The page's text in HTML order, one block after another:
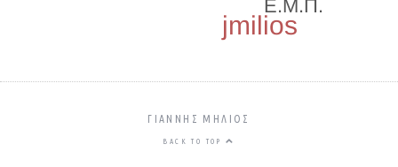
ΓΙΑΝΝΗΣ ΜΗΛΙΌΣ
BACK TO TOP